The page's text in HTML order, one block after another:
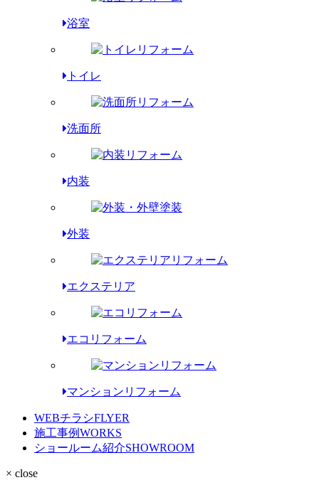
浴室
トイレ
洗面所
内装
外装
エクステリア
エコリフォーム
マンションリフォーム
WEBチラシFLYER
施工事例WORKS
ショールーム紹介SHOWROOM
× close